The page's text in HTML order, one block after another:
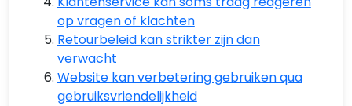
op vragen of klachten
Retourbeleid kan strikter zijn dan
verwacht
Website kan verbetering gebruiken qua
gebruiksvriendelijkheid